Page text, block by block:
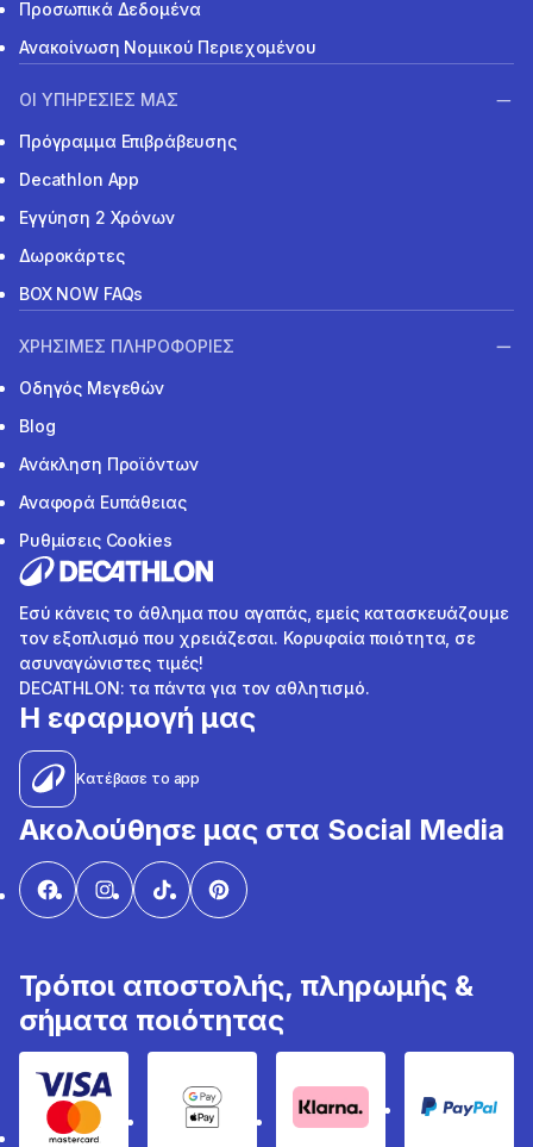
Προσωπικά Δεδομένα
Ανακοίνωση Νομικού Περιεχομένου
ΟΙ ΥΠΗΡΕΣΙΕΣ ΜΑΣ
Πρόγραμμα Επιβράβευσης
Decathlon App
Εγγύηση 2 Χρόνων
Δωροκάρτες
BOX NOW FAQs
ΧΡΗΣΙΜΕΣ ΠΛΗΡΟΦΟΡΙΕΣ
Οδηγός Μεγεθών
Blog
Ανάκληση Προϊόντων
Αναφορά Ευπάθειας
Ρυθμίσεις Cookies
Εσύ κάνεις το άθλημα που αγαπάς, εμείς κατασκευάζουμε
τον εξοπλισμό που χρειάζεσαι. Κορυφαία ποιότητα, σε
ασυναγώνιστες τιμές!
DECATHLON: τα πάντα για τον αθλητισμό.
Η εφαρμογή μας
Κατέβασε το app
Ακολούθησε μας στα Social Media
Τρόποι αποστολής, πληρωμής &
σήματα ποιότητας
Visa & MastercardGoogle Pay & Apple Pay
Klarna PayPal